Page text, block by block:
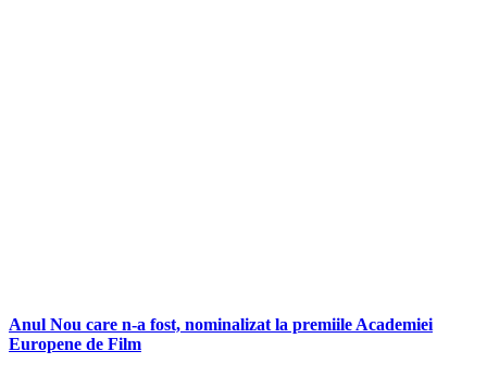
Anul Nou care n-a fost, nominalizat la premiile Academiei
Europene de Film